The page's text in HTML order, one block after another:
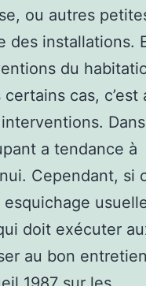
ou autres
des installations.
du
cas, c’est
a tendance à
Cependant, si
doit exécuter
au bon